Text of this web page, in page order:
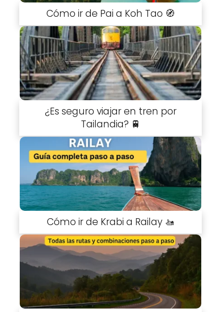
Cómo ir de Pai a Koh Tao 🧭
¿Es seguro viajar en tren por
Tailandia? 🚆
Cómo ir de Krabi a Railay 🚤